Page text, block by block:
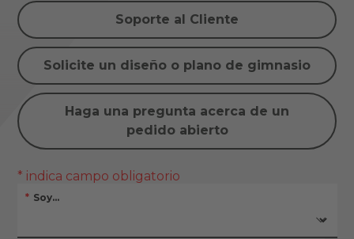
Soporte al Cliente
Solicite un diseño o plano de gimnasio
Haga una pregunta acerca de un
pedido abierto